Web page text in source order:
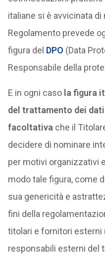
italiane si è avvicinata di
Regolamento prevede
figura del DPO (Data
Responsabile della
E in ogni caso la figura
del trattamento dei
facoltativa che il
decidere di nominare
per motivi organizzativi
modo tale figura, come
sua genericità e
fini della
titolari e fornitori esterni
responsabili esterni del